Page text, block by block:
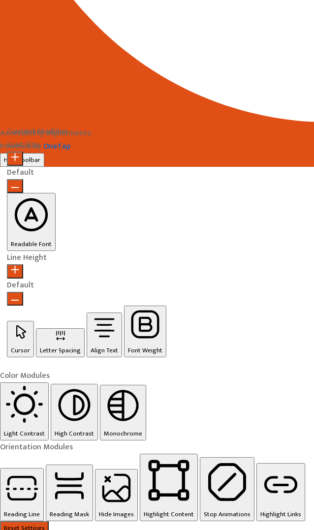
Accessibility Adjustments
Powered byOneTap
Hide Toolbar
Content Modules
Font Size
Default
Readable Font
Line Height
Default
Cursor Letter Spacing Align Text Font Weight
Color Modules
Light Contrast High Contrast Monochrome
Orientation Modules
Reading Line Reading Mask Hide Images Highlight Content Stop Animations
Highlight Links
Reset Settings